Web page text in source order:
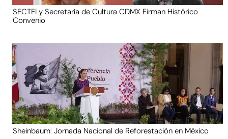
SECTEI y Secretaría de Cultura CDMX Firman Histórico
Convenio
Sheinbaum: Jornada Nacional de Reforestación en México